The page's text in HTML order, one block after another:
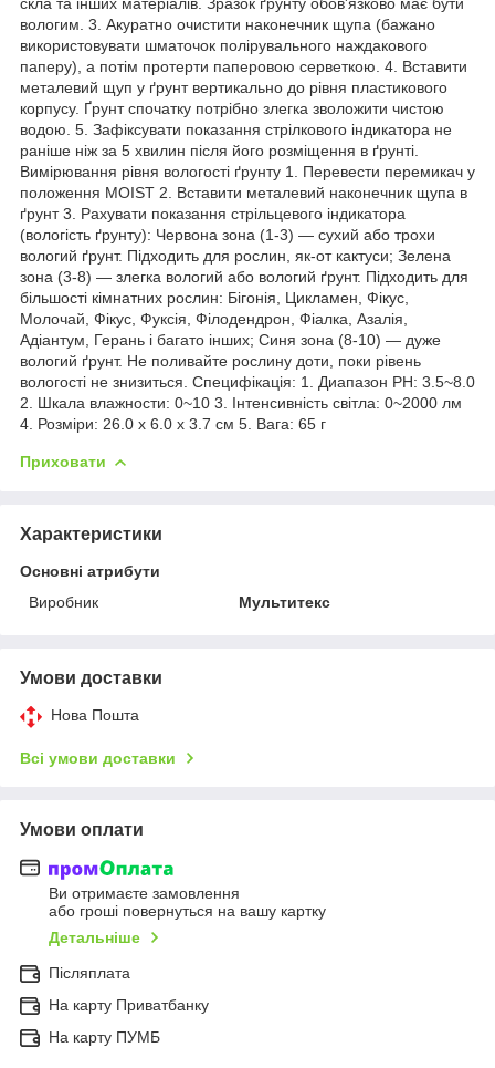
вологим. 3. Акуратно очистити наконечник щупа (бажано
використовувати шматочок полірувального наждакового
паперу), а потім протерти паперовою серветкою. 4. Вставити
металевий щуп у ґрунт вертикально до рівня пластикового
корпусу. Ґрунт спочатку потрібно злегка зволожити чистою
водою. 5. Зафіксувати показання стрілкового індикатора не
раніше ніж за 5 хвилин після його розміщення в ґрунті.
Вимірювання рівня вологості ґрунту 1. Перевести перемикач у
положення MOIST 2. Вставити металевий наконечник щупа в
ґрунт 3. Рахувати показання стрільцевого індикатора
(вологість ґрунту): Червона зона (1-3) — сухий або трохи
вологий ґрунт. Підходить для рослин, як-от кактуси; Зелена
зона (3-8) — злегка вологий або вологий ґрунт. Підходить для
більшості кімнатних рослин: Бігонія, Цикламен, Фікус,
Молочай, Фікус, Фуксія, Філодендрон, Фіалка, Азалія,
Адіантум, Герань і багато інших; Синя зона (8-10) — дуже
вологий ґрунт. Не поливайте рослину доти, поки рівень
вологості не знизиться. Специфікація: 1. Диапазон PH: 3.5~8.0
2. Шкала влажности: 0~10 3. Інтенсивність світла: 0~2000 лм
4. Розміри: 26.0 x 6.0 x 3.7 см 5. Вага: 65 г
Приховати
Характеристики
Основні атрибути
Виробник
Мультитекс
Умови доставки
Нова Пошта
Всі умови доставки
Умови оплати
Ви отримаєте замовлення
або гроші повернуться на вашу картку
Детальніше
Післяплата
На карту Приватбанку
На карту ПУМБ